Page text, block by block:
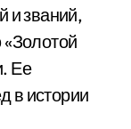
и званий,
Ее
в истории